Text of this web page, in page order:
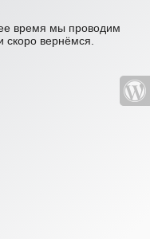
время мы проводим
скоро вернёмся.